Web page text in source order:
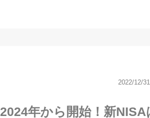
2022/12/31
2024年から開始！新